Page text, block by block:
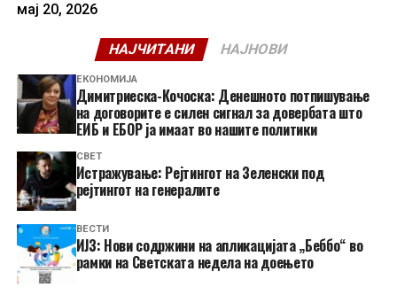
мај 20, 2026
НАЈЧИТАНИ НАЈНОВИ
ЕКОНОМИЈА
Димитриеска-Кочоска: Денешното потпишување
на договорите е силен сигнал за довербата што
ЕИБ и ЕБОР ја имаат во нашите политики
СВЕТ
Истражување: Рејтингот на Зеленски под
рејтингот на генералите
ВЕСТИ
ИЈЗ: Нови содржини на апликацијата „Беббо“ во
рамки на Светската недела на доењето